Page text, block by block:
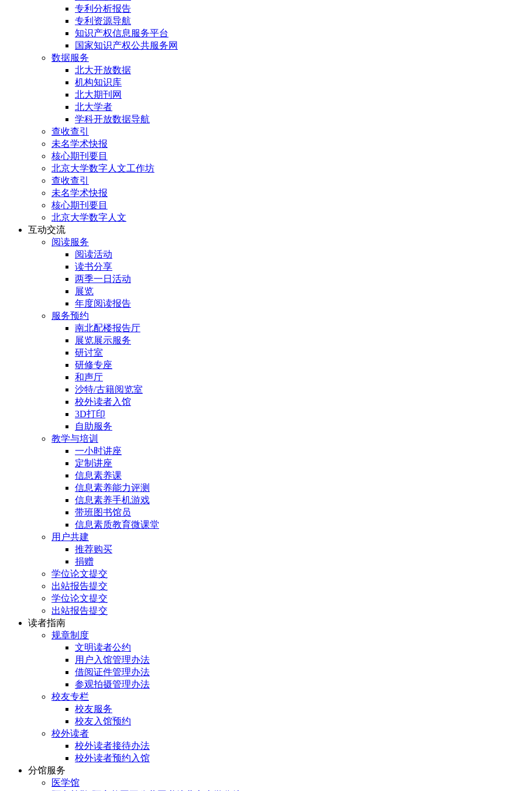
专利分析报告
专利资源导航
知识产权信息服务平台
国家知识产权公共服务网
数据服务
北大开放数据
机构知识库
北大期刊网
北大学者
学科开放数据导航
查收查引
未名学术快报
核心期刊要目
北京大学数字人文工作坊
查收查引
未名学术快报
核心期刊要目
北京大学数字人文
互动交流
阅读服务
阅读活动
读书分享
两季一日活动
展览
年度阅读报告
服务预约
南北配楼报告厅
展览展示服务
研讨室
研修专座
和声厅
沙特/古籍阅览室
校外读者入馆
3D打印
自助服务
教学与培训
一小时讲座
定制讲座
信息素养课
信息素养能力评测
信息素养手机游戏
带班图书馆员
信息素质教育微课堂
用户共建
推荐购买
捐赠
学位论文提交
出站报告提交
学位论文提交
出站报告提交
读者指南
规章制度
文明读者公约
用户入馆管理办法
借阅证件管理办法
参观拍摄管理办法
校友专栏
校友服务
校友入馆预约
校外读者
校外读者接待办法
校外读者预约入馆
分馆服务
医学馆